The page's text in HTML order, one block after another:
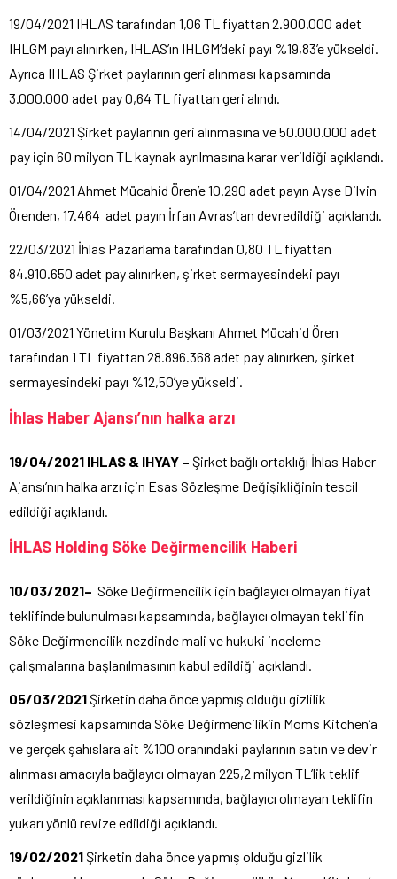
19/04/2021 IHLAS tarafından 1,06 TL fiyattan 2.900.000 adet
IHLGM payı alınırken, IHLAS’ın IHLGM’deki payı %19,83’e yükseldi.
Ayrıca IHLAS Şirket paylarının geri alınması kapsamında
3.000.000 adet pay 0,64 TL fiyattan geri alındı.
14/04/2021 Şirket paylarının geri alınmasına ve 50.000.000 adet
pay için 60 milyon TL kaynak ayrılmasına karar verildiği açıklandı.
01/04/2021 Ahmet Mücahid Ören’e 10.290 adet payın Ayşe Dilvin
Örenden, 17.464 adet payın İrfan Avras’tan devredildiği açıklandı.
22/03/2021 İhlas Pazarlama tarafından 0,80 TL fiyattan
84.910.650 adet pay alınırken, şirket sermayesindeki payı
%5,66’ya yükseldi.
01/03/2021 Yönetim Kurulu Başkanı Ahmet Mücahid Ören
tarafından 1 TL fiyattan 28.896.368 adet pay alınırken, şirket
sermayesindeki payı %12,50’ye yükseldi.
İhlas Haber Ajansı’nın halka arzı
19/04/2021 IHLAS & IHYAY – Şirket bağlı ortaklığı İhlas Haber
Ajansı’nın halka arzı için Esas Sözleşme Değişikliğinin tescil
edildiği açıklandı.
İHLAS Holding Söke Değirmencilik Haberi
10/03/2021– Söke Değirmencilik için bağlayıcı olmayan fiyat
teklifinde bulunulması kapsamında, bağlayıcı olmayan teklifin
Söke Değirmencilik nezdinde mali ve hukuki inceleme
çalışmalarına başlanılmasının kabul edildiği açıklandı.
05/03/2021Şirketin daha önce yapmış olduğu gizlilik
sözleşmesi kapsamında Söke Değirmencilik’in Moms Kitchen’a
ve gerçek şahıslara ait %100 oranındaki paylarının satın ve devir
alınması amacıyla bağlayıcı olmayan 225,2 milyon TL’lik teklif
verildiğinin açıklanması kapsamında, bağlayıcı olmayan teklifin
yukarı yönlü revize edildiği açıklandı.
19/02/2021Şirketin daha önce yapmış olduğu gizlilik